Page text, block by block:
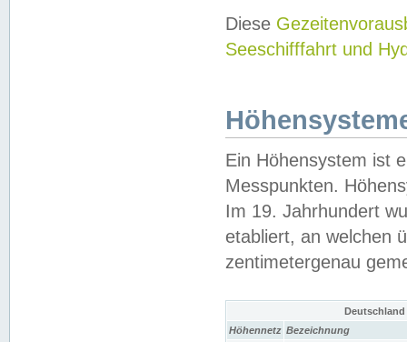
Diese
Seeschifffahrt und
Ein Höhensystem ist
Messpunkten.
Im 19. Jahrhundert
etabliert, an welchen
zentimetergenau
Höhennetz Bezeichnung